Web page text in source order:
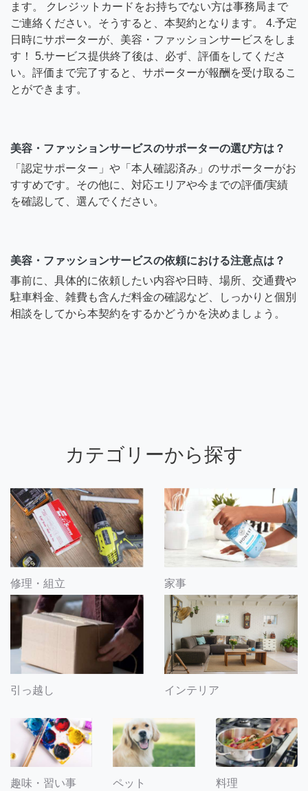
ます。 クレジットカードをお持ちでない方は事務局まで
ご連絡ください。そうすると、本契約となります。 4.予定
日時にサポーターが、美容・ファッションサービスをしま
す！ 5.サービス提供終了後は、必ず、評価をしてくださ
い。評価まで完了すると、サポーターが報酬を受け取るこ
とができます。
美容・ファッションサービスのサポーターの選び方は？
「認定サポーター」や「本人確認済み」のサポーターがお
すすめです。その他に、対応エリアや今までの評価/実績
を確認して、選んでください。
美容・ファッションサービスの依頼における注意点は？
事前に、具体的に依頼したい内容や日時、場所、交通費や
駐車料金、雑費も含んだ料金の確認など、しっかりと個別
相談をしてから本契約をするかどうかを決めましょう。
カテゴリーから探す
修理・組立 家事
引っ越し インテリア
趣味・習い事 ペット 料理